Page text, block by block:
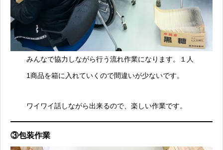
みんなで協力しながら行う流れ作業になります。１人
1商品を箱に入れていくので間違いが少ないです。
ワイワイ話しながら出来るので、楽しい作業です。
③包装作業